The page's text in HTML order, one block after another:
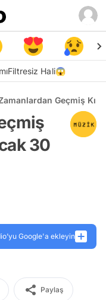
Filtresiz Hali😱
Geçmiş
30
Google'a ekleyin
Paylaş